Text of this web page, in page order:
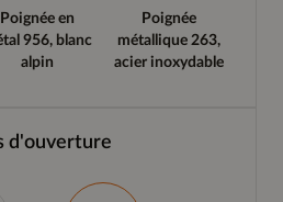
Poignée en
956, blanc
alpin
Poignée
métallique 263,
acier inoxydable
d'ouverture